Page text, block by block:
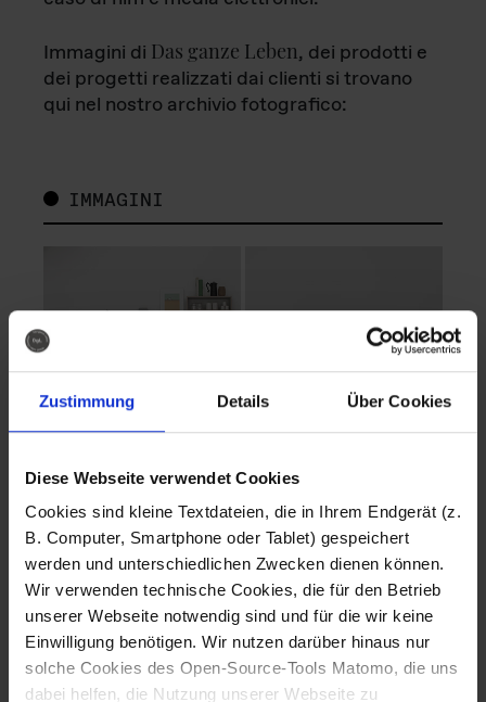
Zustimmung Details Über Cookies
Diese Webseite verwendet Cookies
Cookies sind kleine Textdateien, die in Ihrem Endgerät (z.
B. Computer, Smartphone oder Tablet) gespeichert
werden und unterschiedlichen Zwecken dienen können.
Wir verwenden technische Cookies, die für den Betrieb
unserer Webseite notwendig sind und für die wir keine
Einwilligung benötigen. Wir nutzen darüber hinaus nur
solche Cookies des Open-Source-Tools Matomo, die uns
dabei helfen, die Nutzung unserer Webseite zu
Immagini di Das ganze Leben, dei prodotti e
dei progetti realizzati dai clienti si trovano
qui nel nostro archivio fotografico:
IMMAGINI
Fotografo: Lorenz
Sternbach
Download
Fotografo: Lorenz
Sternbach
Download